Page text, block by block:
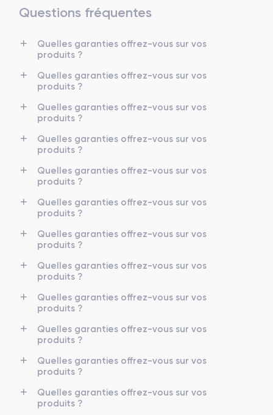
Questions fréquentes
Quelles garanties offrez-vous sur vos
produits ?
Quelles garanties offrez-vous sur vos
produits ?
Quelles garanties offrez-vous sur vos
produits ?
Quelles garanties offrez-vous sur vos
produits ?
Quelles garanties offrez-vous sur vos
produits ?
Quelles garanties offrez-vous sur vos
produits ?
Quelles garanties offrez-vous sur vos
produits ?
Quelles garanties offrez-vous sur vos
produits ?
Quelles garanties offrez-vous sur vos
produits ?
Quelles garanties offrez-vous sur vos
produits ?
Quelles garanties offrez-vous sur vos
produits ?
Quelles garanties offrez-vous sur vos
produits ?